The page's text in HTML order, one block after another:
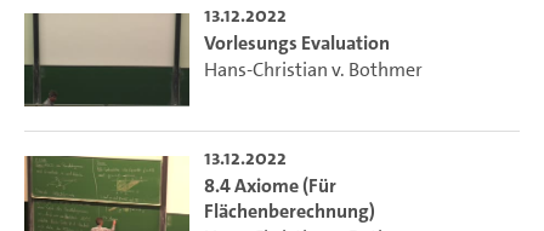
13.12.2022
Vorlesungs Evaluation
Hans-Christian v. Bothmer
13.12.2022
8.4 Axiome (Für
Flächenberechnung)